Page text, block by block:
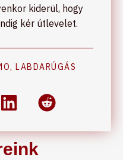
kiderül, hogy
kér útlevelet.
, LABDARÚGÁS